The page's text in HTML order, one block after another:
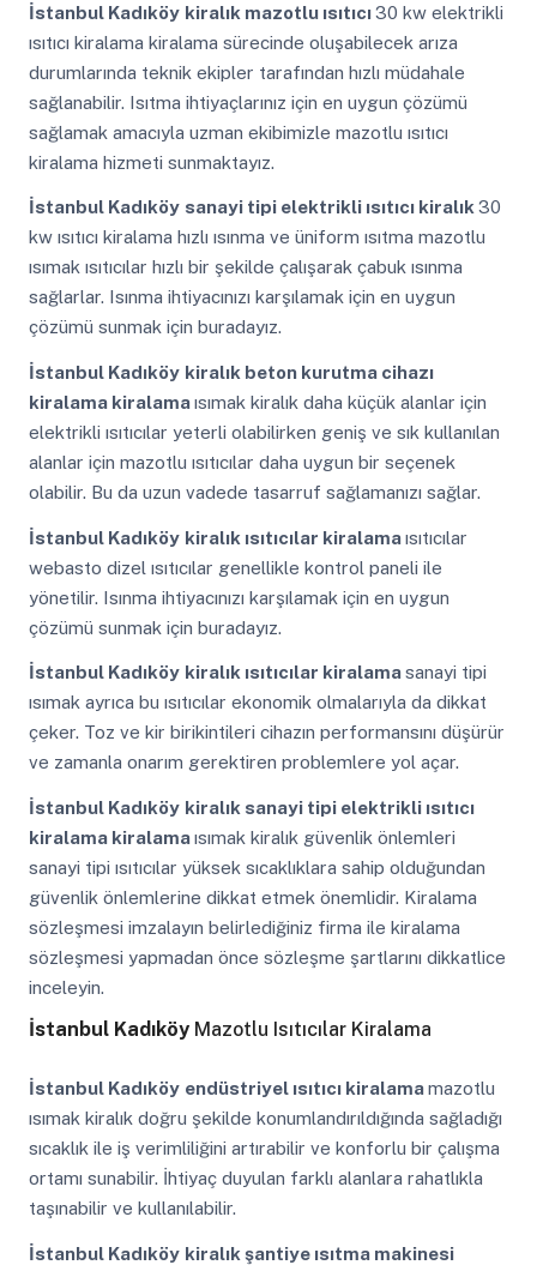
İstanbul Kadıköy kiralık mazotlu ısıtıcı30 kw elektrikli
ısıtıcı kiralama kiralama sürecinde oluşabilecek arıza
durumlarında teknik ekipler tarafından hızlı müdahale
sağlanabilir. Isıtma ihtiyaçlarınız için en uygun çözümü
sağlamak amacıyla uzman ekibimizle mazotlu ısıtıcı
kiralama hizmeti sunmaktayız.
İstanbul Kadıköy sanayi tipi elektrikli ısıtıcı kiralık 30
kw ısıtıcı kiralama hızlı ısınma ve üniform ısıtma mazotlu
ısımak ısıtıcılar hızlı bir şekilde çalışarak çabuk ısınma
sağlarlar. Isınma ihtiyacınızı karşılamak için en uygun
çözümü sunmak için buradayız.
İstanbul Kadıköy kiralık beton kurutma cihazı
kiralama kiralamaısımak kiralık daha küçük alanlar için
elektrikli ısıtıcılar yeterli olabilirken geniş ve sık kullanılan
alanlar için mazotlu ısıtıcılar daha uygun bir seçenek
olabilir. Bu da uzun vadede tasarruf sağlamanızı sağlar.
İstanbul Kadıköy kiralık ısıtıcılar kiralamaısıtıcılar
webasto dizel ısıtıcılar genellikle kontrol paneli ile
yönetilir. Isınma ihtiyacınızı karşılamak için en uygun
çözümü sunmak için buradayız.
İstanbul Kadıköy kiralık ısıtıcılar kiralamasanayi tipi
ısımak ayrıca bu ısıtıcılar ekonomik olmalarıyla da dikkat
çeker. Toz ve kir birikintileri cihazın performansını düşürür
ve zamanla onarım gerektiren problemlere yol açar.
İstanbul Kadıköy kiralık sanayi tipi elektrikli ısıtıcı
kiralama kiralamaısımak kiralık güvenlik önlemleri
sanayi tipi ısıtıcılar yüksek sıcaklıklara sahip olduğundan
güvenlik önlemlerine dikkat etmek önemlidir. Kiralama
sözleşmesi imzalayın belirlediğiniz firma ile kiralama
sözleşmesi yapmadan önce sözleşme şartlarını dikkatlice
inceleyin.
İstanbul KadıköyMazotlu Isıtıcılar Kiralama
İstanbul Kadıköy endüstriyel ısıtıcı kiralamamazotlu
ısımak kiralık doğru şekilde konumlandırıldığında sağladığı
sıcaklık ile iş verimliliğini artırabilir ve konforlu bir çalışma
ortamı sunabilir. İhtiyaç duyulan farklı alanlara rahatlıkla
taşınabilir ve kullanılabilir.
İstanbul Kadıköy kiralık şantiye ısıtma makinesi